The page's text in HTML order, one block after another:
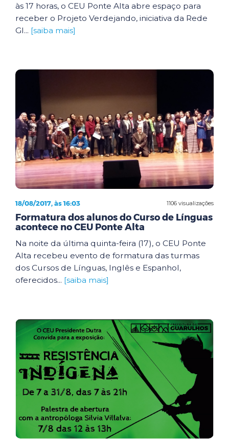
às 17 horas, o CEU Ponte Alta abre espaço para
receber o Projeto Verdejando, iniciativa da Rede
Gl... [saiba mais]
1106 visualizações
18/08/2017, às 16:03
Formatura dos alunos do Curso de Línguas
acontece no CEU Ponte Alta
Na noite da última quinta-feira (17), o CEU Ponte
Alta recebeu evento de formatura das turmas
dos Cursos de Línguas, Inglês e Espanhol,
oferecidos... [saiba mais]